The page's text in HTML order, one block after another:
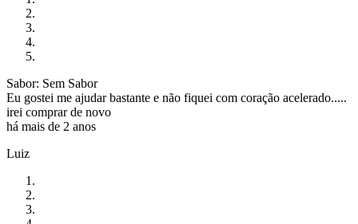
Sabor: Sem Sabor
Eu gostei me ajudar bastante e não fiquei com coração acelerado.....
irei comprar de novo
há mais de 2 anos
Luiz